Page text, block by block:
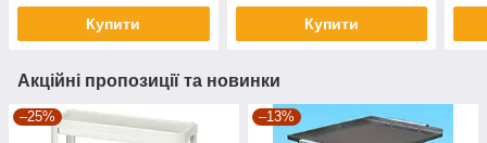
Купити Купити
Акційні пропозиції та новинки
–25% –13%